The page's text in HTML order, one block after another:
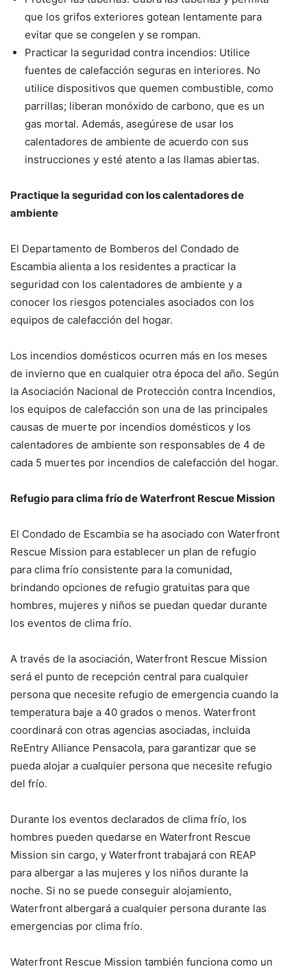
que los grifos exteriores gotean lentamente para
evitar que se congelen y se rompan.
Practicar la seguridad contra incendios: Utilice
fuentes de calefacción seguras en interiores. No
utilice dispositivos que quemen combustible, como
parrillas; liberan monóxido de carbono, que es un
gas mortal. Además, asegúrese de usar los
calentadores de ambiente de acuerdo con sus
instrucciones y esté atento a las llamas abiertas.
Practique la seguridad con los calentadores de
ambiente
El Departamento de Bomberos del Condado de
Escambia alienta a los residentes a practicar la
seguridad con los calentadores de ambiente y a
conocer los riesgos potenciales asociados con los
equipos de calefacción del hogar.
Los incendios domésticos ocurren más en los meses
de invierno que en cualquier otra época del año. Según
la Asociación Nacional de Protección contra Incendios,
los equipos de calefacción son una de las principales
causas de muerte por incendios domésticos y los
calentadores de ambiente son responsables de 4 de
cada 5 muertes por incendios de calefacción del hogar.
Refugio para clima frío de Waterfront Rescue Mission
El Condado de Escambia se ha asociado con Waterfront
Rescue Mission para establecer un plan de refugio
para clima frío consistente para la comunidad,
brindando opciones de refugio gratuitas para que
hombres, mujeres y niños se puedan quedar durante
los eventos de clima frío.
A través de la asociación, Waterfront Rescue Mission
será el punto de recepción central para cualquier
persona que necesite refugio de emergencia cuando la
temperatura baje a 40 grados o menos. Waterfront
coordinará con otras agencias asociadas, incluida
ReEntry Alliance Pensacola, para garantizar que se
pueda alojar a cualquier persona que necesite refugio
del frío.
Durante los eventos declarados de clima frío, los
hombres pueden quedarse en Waterfront Rescue
Mission sin cargo, y Waterfront trabajará con REAP
para albergar a las mujeres y los niños durante la
noche. Si no se puede conseguir alojamiento,
Waterfront albergará a cualquier persona durante las
emergencias por clima frío.
Waterfront Rescue Mission también funciona como un